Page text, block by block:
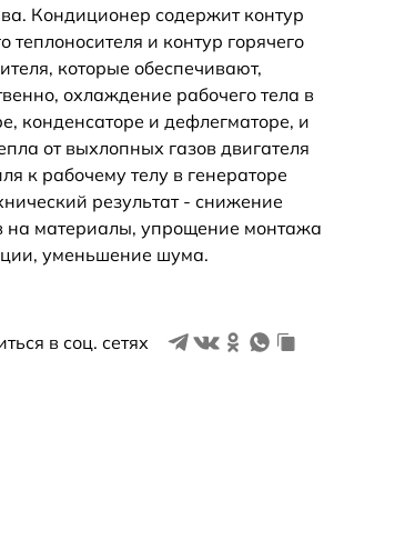
Кондиционер содержит контур
теплоносителя и контур горячего
которые обеспечивают,
охлаждение рабочего тела в
конденсаторе и дефлегматоре, и
от выхлопных газов двигателя
к рабочему телу в генераторе
результат - снижение
на материалы, упрощение монтажа
уменьшение шума.
в соц. сетях